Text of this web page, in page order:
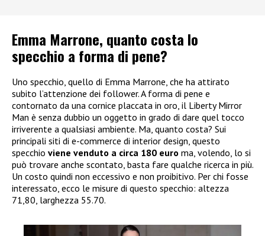
Emma Marrone, quanto costa lo
specchio a forma di pene?
Uno specchio, quello di Emma Marrone, che ha attirato
subito l’attenzione dei follower. A forma di pene e
contornato da una cornice placcata in oro, il Liberty Mirror
Man è senza dubbio un oggetto in grado di dare quel tocco
irriverente a qualsiasi ambiente. Ma, quanto costa? Sui
principali siti di e-commerce di interior design, questo
specchio viene venduto a circa 180 euro ma, volendo, lo si
può trovare anche scontato, basta fare qualche ricerca in più.
Un costo quindi non eccessivo e non proibitivo. Per chi fosse
interessato, ecco le misure di questo specchio: altezza
71,80, larghezza 55.70.